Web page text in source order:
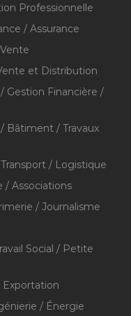
Professionnelle
/ Assurance
et Distribution
Gestion Financière /
Bâtiment / Travaux
/ Logistique
/ Associations
/ Journalisme
Social / Petite
/ Énergie